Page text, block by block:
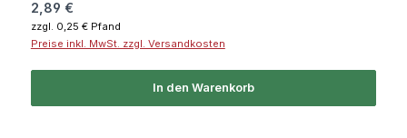
Regulärer Preis:
2,89 €
zzgl. 0,25 € Pfand
Preise inkl. MwSt. zzgl. Versandkosten
In den Warenkorb